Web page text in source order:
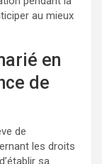
au mieux
en
de
de
les droits
sa